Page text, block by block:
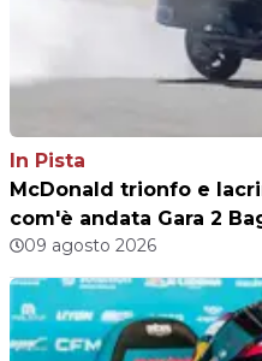
In Pista
McDonald trionfo e
com'è andata Gara 2
09 agosto 2026